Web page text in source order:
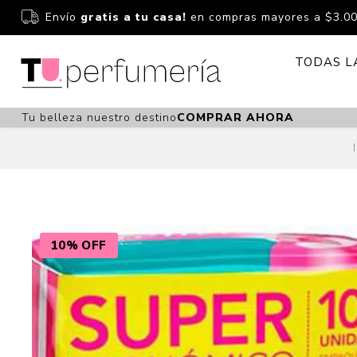
Envío gratis a tu casa! en compras mayores a
TODAS
Cuidado
Bebés
Fragancias
Fragancias
Niños Y
Tu belleza nuestro destinoCOMPRAR AHORA
10% OFF